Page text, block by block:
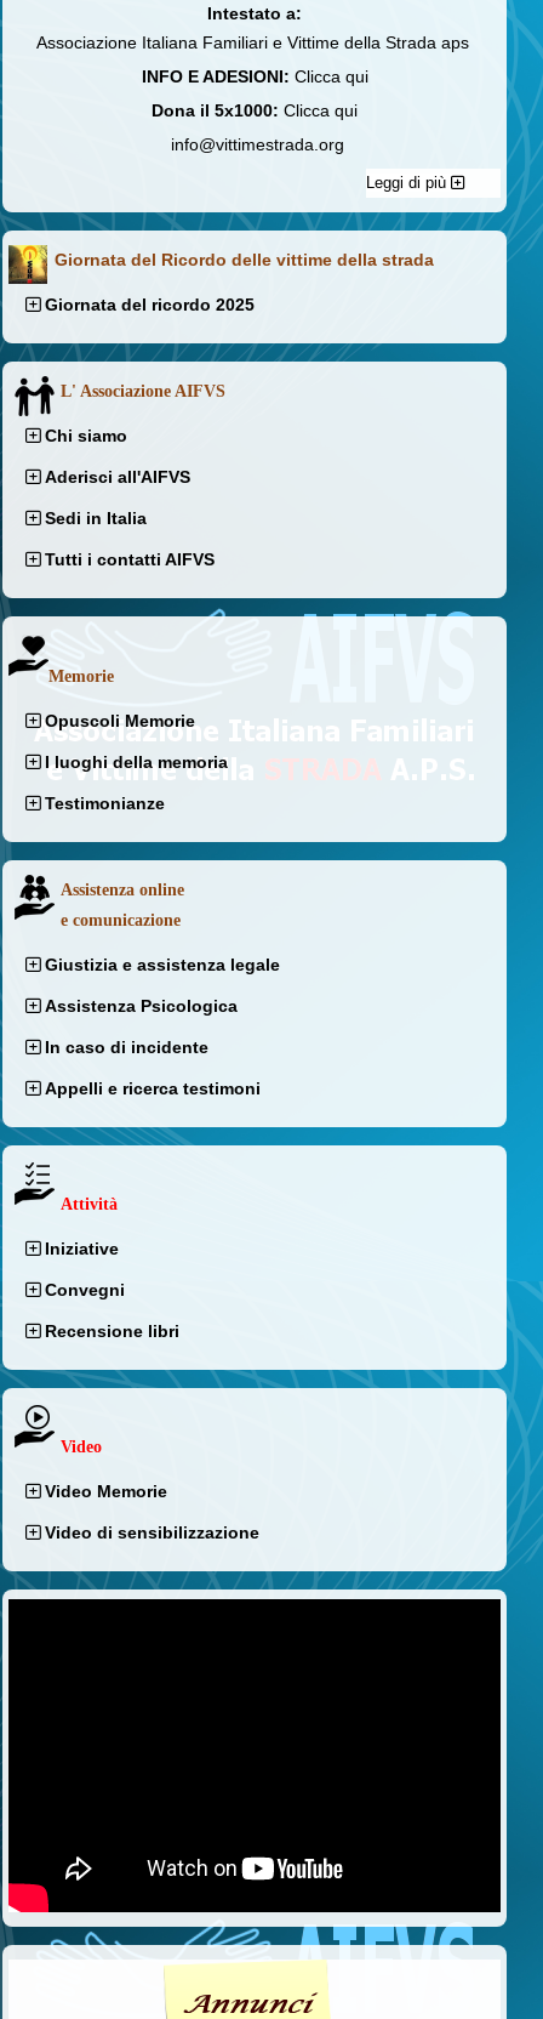
Intestato a:
Associazione Italiana Familiari e Vittime della Strada aps
INFO E ADESIONI: Clicca qui
Dona il 5x1000: Clicca qui
info@vittimestrada.org
Leggi di più
Giornata del Ricordo delle vittime della strada
Giornata del ricordo 2025
L' Associazione AIFVS
Chi siamo
Aderisci all'AIFVS
Sedi in Italia
Tutti i contatti AIFVS
Memorie
Opuscoli Memorie
I luoghi della memoria
Testimonianze
Assistenza online
e comunicazione
Giustizia e assistenza legale
Assistenza Psicologica
In caso di incidente
Appelli e ricerca testimoni
Attività
Iniziative
Convegni
Recensione libri
Video
Video Memorie
Video di sensibilizzazione